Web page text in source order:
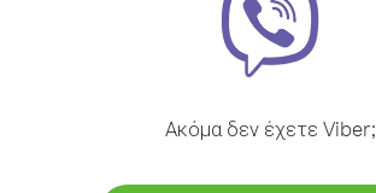
Ακόμα δεν έχετε Viber;